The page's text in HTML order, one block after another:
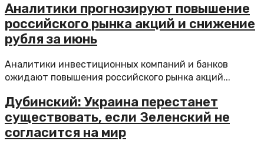
Аналитики прогнозируют повышение
российского рынка акций и снижение
рубля за июнь
Аналитики инвестиционных компаний и банков
ожидают повышения российского рынка акций...
Дубинский: Украина перестанет
существовать, если Зеленский не
согласится на мир